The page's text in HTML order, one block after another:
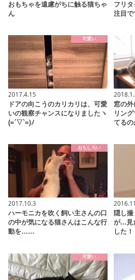
おもちゃを遠慮がちに触る猫ちゃ
ん
フリ
注目で
可愛い
2017.4.15
ドアの向こうのカリカリは、可愛
いの観察チャンスになりましたヽ
(=´▽`=)ﾉ
窓の
リン
てるの
おもしろい
2017.10.3
ハーモニカを吹く飼い主さんの口
の中が気になる猫さんはこんな行
動を……
隠し
が...見
した！
可愛い